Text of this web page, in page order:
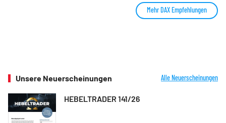
Mehr DAX Empfehlungen
Unsere Neuerscheinungen Alle Neuerscheinungen
HEBELTRADER 141/26